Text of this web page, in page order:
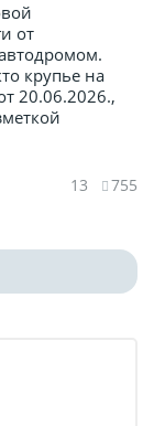
от
крупье на
20.06.2026.,
13 755